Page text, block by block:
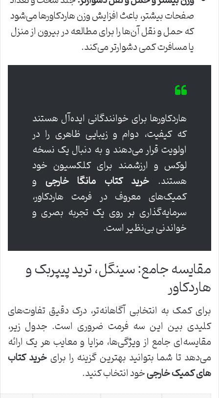
صفحات بیشتر، باعث افزایش وزن هاردکاورها می‌شود
که حمل و نقل آن‌ها را برای مطالعه در بیرون از منزل
یا مسافرت کمی دشوارتر می‌کند.
هاردکاورها برای خوانندگانی ایده‌آل هستند
که کیفیت، دوام و زیبایی ظاهری را در
اولویت قرار می‌دهند و به دنبال یک نسخه
لوکس و ارزشمند برای کلکسیون خود
هستند. خرید کتاب مانگا خارجی و
کمیک‌های معروف در فرمت هاردکاور،
سرمایه‌گذاری بر روی یک تجربه بصری و
خواندنی بی‌نظیر است.
مقایسه جامع: سینگل، ترید پیپربک و
هاردکاور
برای کمک به انتخابی آگاهانه‌تر، درک دقیق تفاوت‌های
کلیدی بین این سه فرمت ضروری است. جدول زیر،
مقایسه‌ای جامع از ویژگی‌ها، مزایا و معایب هر یک ارائه
می‌دهد تا شما بتوانید بهترین گزینه را برای خرید کتاب
های کمیک خارجیخود انتخاب کنید.